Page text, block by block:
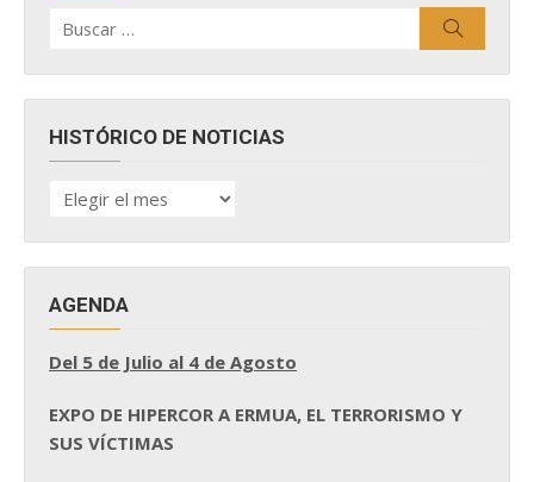
por:
HISTÓRICO DE NOTICIAS
HISTÓRICO
DE
AGENDA
Del 5 de Julio al 4 de Agosto
EXPO DE HIPERCOR A ERMUA, EL TERRORISMO Y
SUS VÍCTIMAS